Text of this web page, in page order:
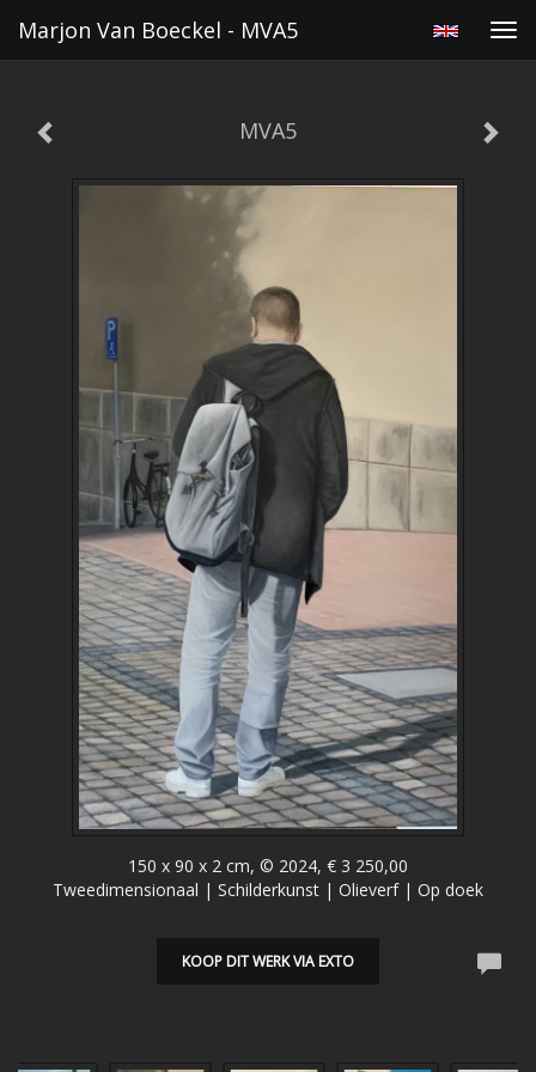
Marjon Van Boeckel - MVA5
MVA5
150 x 90 x 2 cm, © 2024, € 3 250,00
Tweedimensionaal | Schilderkunst | Olieverf | Op doek
KOOP DIT WERK VIA EXTO